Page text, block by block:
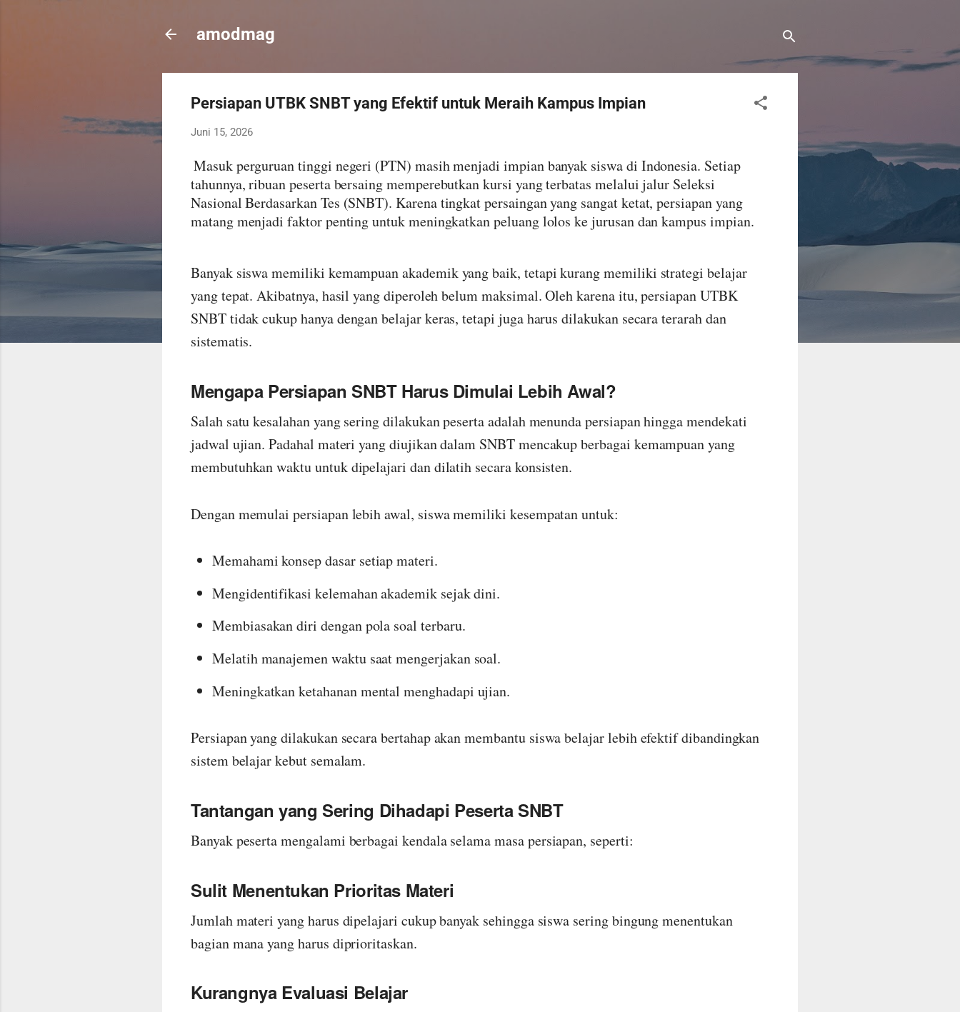
amodmag
Persiapan UTBK SNBT yang Efektif untuk Meraih Kampus Impian
Juni 15, 2026
Masuk perguruan tinggi negeri (PTN) masih menjadi impian banyak siswa di Indonesia. Setiap
tahunnya, ribuan peserta bersaing memperebutkan kursi yang terbatas melalui jalur Seleksi
Nasional Berdasarkan Tes (SNBT). Karena tingkat persaingan yang sangat ketat, persiapan yang
matang menjadi faktor penting untuk meningkatkan peluang lolos ke jurusan dan kampus impian.
Banyak siswa memiliki kemampuan akademik yang baik, tetapi kurang memiliki strategi belajar
yang tepat. Akibatnya, hasil yang diperoleh belum maksimal. Oleh karena itu, persiapan UTBK
SNBT tidak cukup hanya dengan belajar keras, tetapi juga harus dilakukan secara terarah dan
sistematis.
Mengapa Persiapan SNBT Harus Dimulai Lebih Awal?
Salah satu kesalahan yang sering dilakukan peserta adalah menunda persiapan hingga mendekati
jadwal ujian. Padahal materi yang diujikan dalam SNBT mencakup berbagai kemampuan yang
membutuhkan waktu untuk dipelajari dan dilatih secara konsisten.
Dengan memulai persiapan lebih awal, siswa memiliki kesempatan untuk:
Memahami konsep dasar setiap materi.
Mengidentifikasi kelemahan akademik sejak dini.
Membiasakan diri dengan pola soal terbaru.
Melatih manajemen waktu saat mengerjakan soal.
Meningkatkan ketahanan mental menghadapi ujian.
Persiapan yang dilakukan secara bertahap akan membantu siswa belajar lebih efektif dibandingkan
sistem belajar kebut semalam.
Tantangan yang Sering Dihadapi Peserta SNBT
Banyak peserta mengalami berbagai kendala selama masa persiapan, seperti:
Sulit Menentukan Prioritas Materi
Jumlah materi yang harus dipelajari cukup banyak sehingga siswa sering bingung menentukan
bagian mana yang harus diprioritaskan.
Kurangnya Evaluasi Belajar